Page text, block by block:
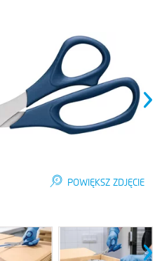
POWIĘKSZ ZDJĘCIE
Next
Next